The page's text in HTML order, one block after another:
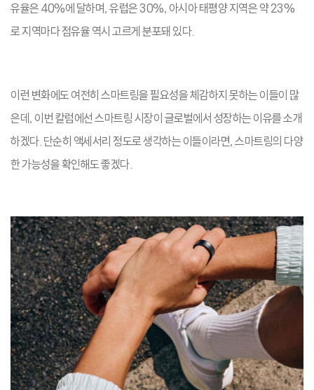
유율은 40%에 달하며, 유럽은 30%, 아시아 태평양 지역은 약 23%
로 지역마다 점유율 역시 고르게 분포돼 있다.
이런 변화에도 여전히 스마트링을 필요성을 체감하지 못하는 이들이 많
은데, 이번 칼럼에선 스마트링 시장이 글로벌에서 성장하는 이유를 소개
하겠다. 단순히 액세서리 정도로 생각하는 이들이라면, 스마트링의 다양
한 가능성을 확인해도 좋겠다.